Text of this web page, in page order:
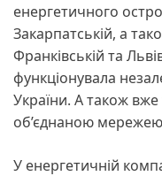
енергетичного
Закарпатській, а
Франківській та
функціонувала
України. А також
об’єднаною
У енергетичній